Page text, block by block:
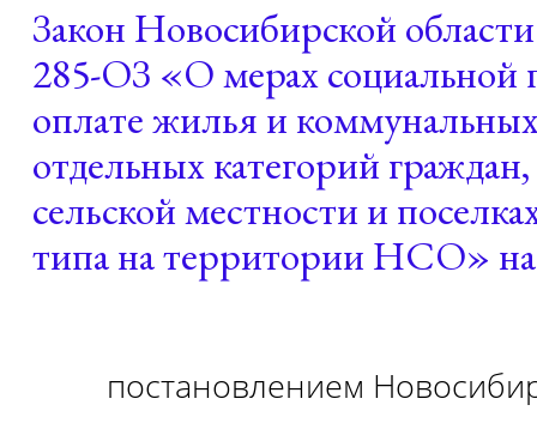
Закон Новосибирской
285-ОЗ «О мерах социальной
оплате жилья и
отдельных категорий
сельской местности и
типа на территории НСО» на
постановлением